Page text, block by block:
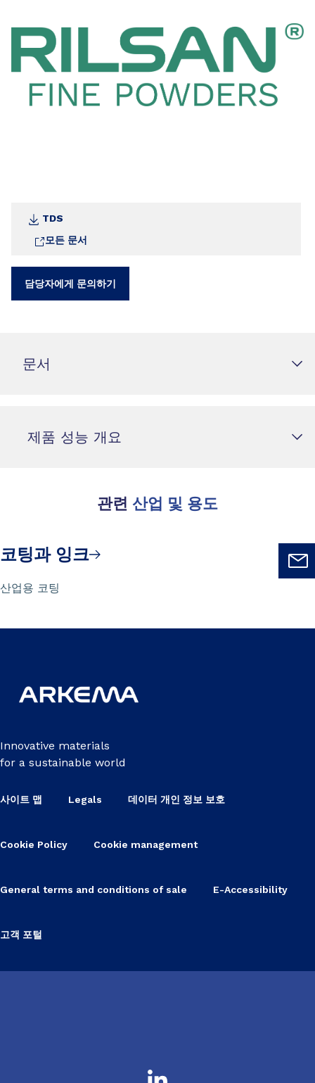
TDS
모든 문서
담당자에게 문의하기
문서
제품 성능 개요
관련 산업 및 용도
코팅과 잉크
산업용 코팅
Innovative materials
for a sustainable world
사이트 맵 Legals 데이터 개인 정보 보호
Cookie Policy Cookie management
General terms and conditions of sale E-Accessibility
고객 포털